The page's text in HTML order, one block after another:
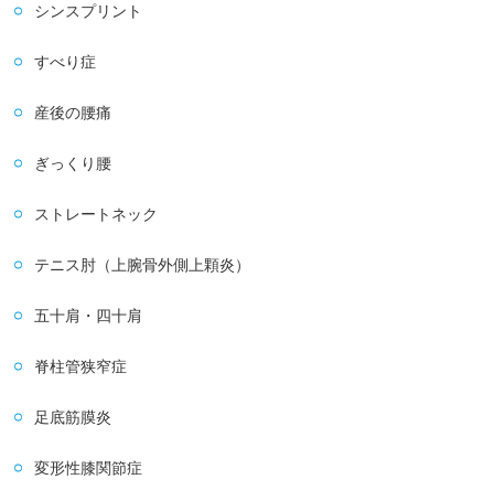
シンスプリント
すべり症
産後の腰痛
ぎっくり腰
ストレートネック
テニス肘（上腕骨外側上顆炎）
五十肩・四十肩
脊柱管狭窄症
足底筋膜炎
変形性膝関節症